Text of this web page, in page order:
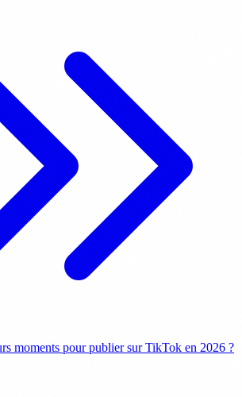
moments pour publier sur TikTok en 2026 ?